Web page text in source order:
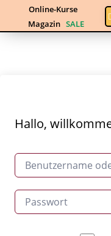
Online-Kurse
Magazin SALE
Hallo,